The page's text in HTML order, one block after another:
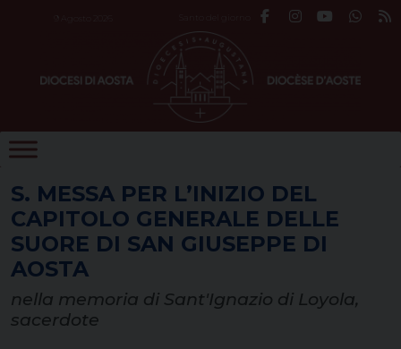
9 Agosto 2026
S. MESSA PER L’INIZIO DEL
CAPITOLO GENERALE DELLE
SUORE DI SAN GIUSEPPE DI
AOSTA
nella memoria di Sant'Ignazio di Loyola,
sacerdote